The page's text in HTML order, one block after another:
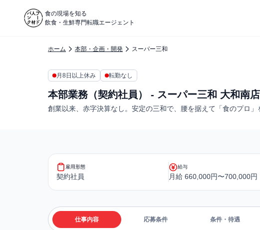
食の現場を知る
飲食・生鮮専門転職エージェント
ホーム 本部・企画・開発 スーパー三和
月8日以上休み 転勤なし
本部業務（契約社員） - スーパー三和 大和南店
創業以来、赤字決算なし。安定の三和で、腰を据えて「食のプロ」
雇用形態
契約社員
給与
月給 660,000円〜700,000円
仕事内容 応募条件 条件・待遇